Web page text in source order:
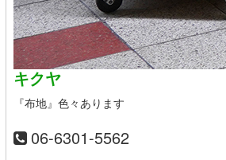
キクヤ
『布地』色々あります
06-6301-5562